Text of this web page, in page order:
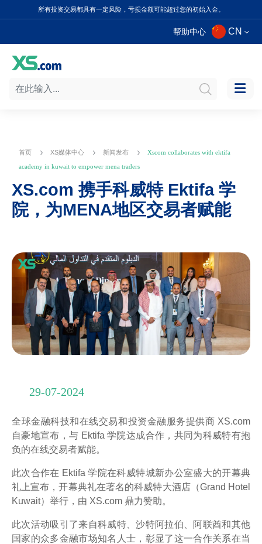
所有投资交易都具有一定风险，亏损金额可能超过您的初始入金。
帮助中心 CN
首页 XS媒体中心 新闻发布
Xscom collaborates with ektifa
academy in kuwait to empower mena traders
XS.com 携手科威特 Ektifa 学
院，为MENA地区交易者赋能
29-07-2024
全球金融科技和在线交易和投资金融服务提供商 XS.com
自豪地宣布，与 Ektifa 学院达成合作，共同为科威特有抱
负的在线交易者赋能。
此次合作在 Ektifa 学院在科威特城新办公室盛大的开幕典
礼上宣布，开幕典礼在著名的科威特大酒店（Grand Hotel
Kuwait）举行，由 XS.com 鼎力赞助。
此次活动吸引了来自科威特、沙特阿拉伯、阿联酋和其他
国家的众多金融市场知名人士，彰显了这一合作关系在当